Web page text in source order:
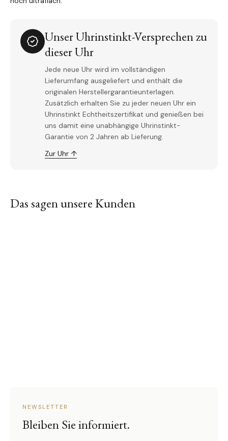
Unser Uhrinstinkt-Versprechen zu
dieser Uhr
Jede neue Uhr wird im vollständigen
Lieferumfang ausgeliefert und enthält die
originalen Herstellergarantieunterlagen.
Zusätzlich erhalten Sie zu jeder neuen Uhr ein
Uhrinstinkt Echtheitszertifikat und genießen bei
uns damit eine unabhängige Uhrinstinkt-
Garantie von 2 Jahren ab Lieferung.
Zur Uhr ↑
Das sagen unsere Kunden
NEWSLETTER
Bleiben Sie informiert.